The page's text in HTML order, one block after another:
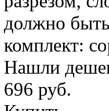
должно
комплект:
Нашли
696 руб.